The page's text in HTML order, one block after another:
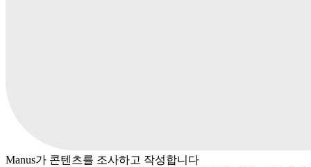
Manus가 콘텐츠를 조사하고 작성합니다